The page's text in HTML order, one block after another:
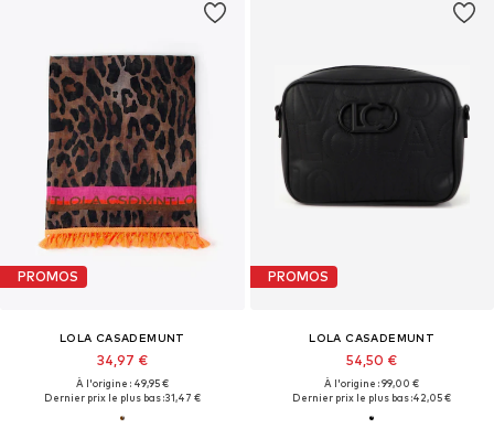
PROMOS
LOLA CASADEMUNT
34,97 €
À l'origine : 49,95 €
Dernier prix le plus bas :31,47 €
PROMOS
LOLA CASADEMUNT
54,50 €
À l'origine : 99,00 €
Dernier prix le plus bas :42,05 €